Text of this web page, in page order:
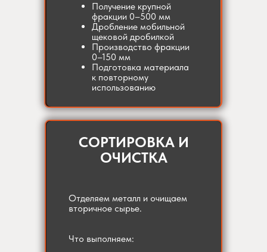
СОРТИРОВКА И
ОЧИСТКА
Отделяем металл и очищаем
вторичное сырье.
Что выполняем:
Получение крупной
фракции 0–500 мм
Дробление мобильной
щековой дробилкой
Производство фракции
0–150 мм
Подготовка материала
к повторному
использованию